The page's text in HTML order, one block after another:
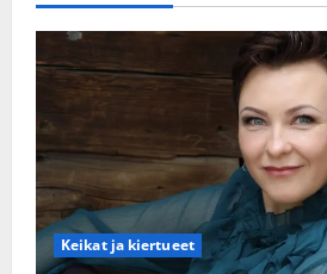
Keikat ja kiertueet